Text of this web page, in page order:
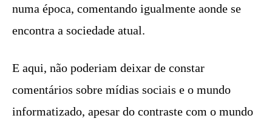
numa época, comentando igualmente aonde se
encontra a sociedade atual.
E aqui, não poderiam deixar de constar
comentários sobre mídias sociais e o mundo
informatizado, apesar do contraste com o mundo